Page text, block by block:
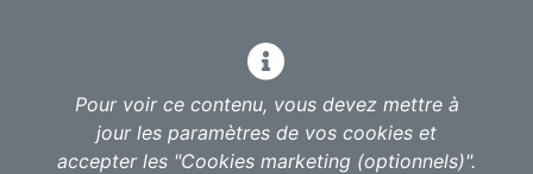
Pour voir ce contenu, vous devez mettre à
jour les paramètres de vos cookies et
accepter les "Cookies marketing (optionnels)".